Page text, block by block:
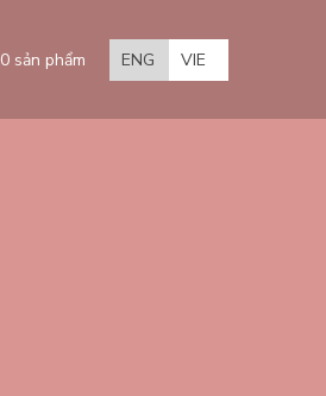
0 sản phẩm ENG VIE